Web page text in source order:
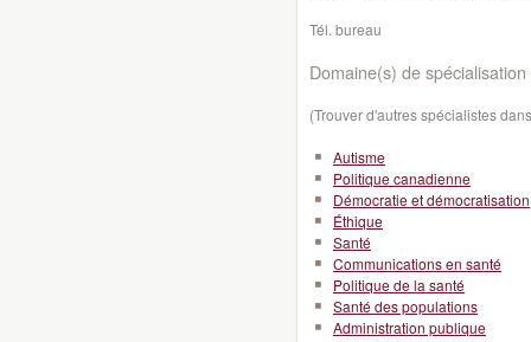
Tél. bureau
Domaine(s) de spécialisation
(Trouver d'autres spécialistes
Autisme
Politique canadienne
Démocratie et démocratisation
Éthique
Santé
Communications en santé
Politique de la santé
Santé des populations
Administration publique